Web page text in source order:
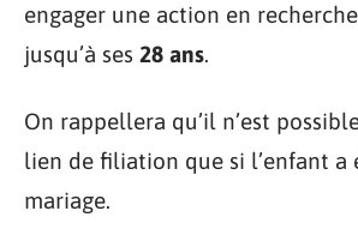
engager une action en
jusqu’à ses 28 ans.
On rappellera qu’il n’est
lien de filiation que si l’enfant a
mariage.